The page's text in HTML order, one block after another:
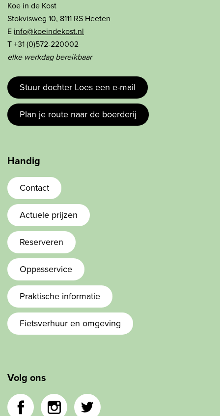
Koe in de Kost
Stokvisweg 10, 8111 RS Heeten
E info@koeindekost.nl
T +31 (0)572-220002
elke werkdag bereikbaar
Stuur dochter Loes een e-mail
Plan je route naar de boerderij
Handig
Contact
Actuele prijzen
Reserveren
Oppasservice
Praktische informatie
Fietsverhuur en omgeving
Volg ons
FacebookInstagram